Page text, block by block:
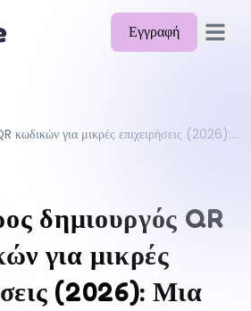
Εγγραφή Άνοιγμα
Ο καλύτερος δημιουργός QR κωδικών για μικρές επιχειρήσεις (2026): Μια υποκειμενική οδηγία
δημιουργός QR
για μικρές
(2026): Μια